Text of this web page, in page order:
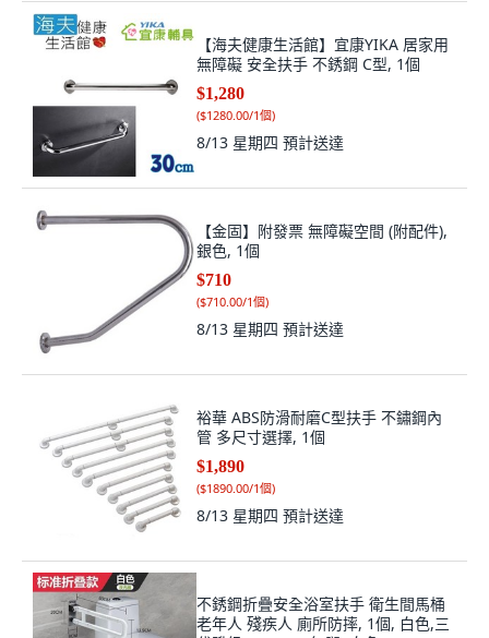
【海夫健康生活館】宜康YIKA 居家用
無障礙 安全扶手 不銹鋼 C型, 1個
$1,280
($1280.00/1個)
8/13 星期四 預計送達
【金固】附發票 無障礙空間 (附配件),
銀色, 1個
$710
($710.00/1個)
8/13 星期四 預計送達
裕華 ABS防滑耐磨C型扶手 不鏽鋼內
管 多尺寸選擇, 1個
$1,890
($1890.00/1個)
8/13 星期四 預計送達
不銹鋼折疊安全浴室扶手 衛生間馬桶
老年人 殘疾人 廁所防摔, 1個, 白色,三